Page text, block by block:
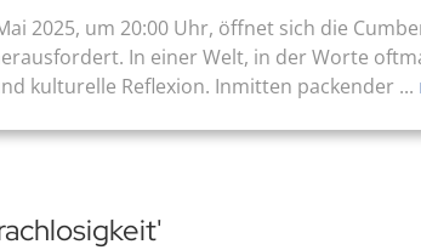
2025, um 20:00 Uhr, öffnet sich die
In einer Welt, in der Worte
kulturelle Reflexion. Inmitten packender ...